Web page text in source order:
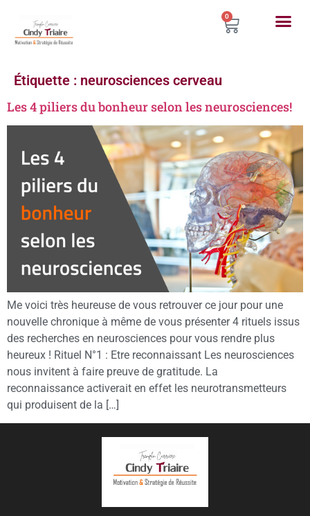
0
Étiquette : neurosciences cerveau
Les 4 piliers du bonheur selon les neurosciences!
Me voici très heureuse de vous retrouver ce jour pour une
nouvelle chronique à même de vous présenter 4 rituels issus
des recherches en neurosciences pour vous rendre plus
heureux ! Rituel N°1 : Etre reconnaissant Les neurosciences
nous invitent à faire preuve de gratitude. La
reconnaissance activerait en effet les neurotransmetteurs
qui produisent de la […]